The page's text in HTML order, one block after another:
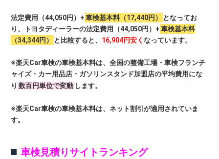
法定費用（44,050円）+ 車検基本料（17,440円）
となってお
り、トヨタディーラーの法定費用（44,050円）+ 車検基本料
（34,344円）
と比較すると、 16,904円安くなっています。
※楽天Car車検の車検基本料は、全国の整備工場・車検フランチ
ャイズ・カー用品店・ガソリンスタンド加盟店の平均費用にな
り 数百円単位で変動 します。
※楽天Car車検の車検基本料は、ネット割引が適用されていま
す。
車検見積りサイトランキング